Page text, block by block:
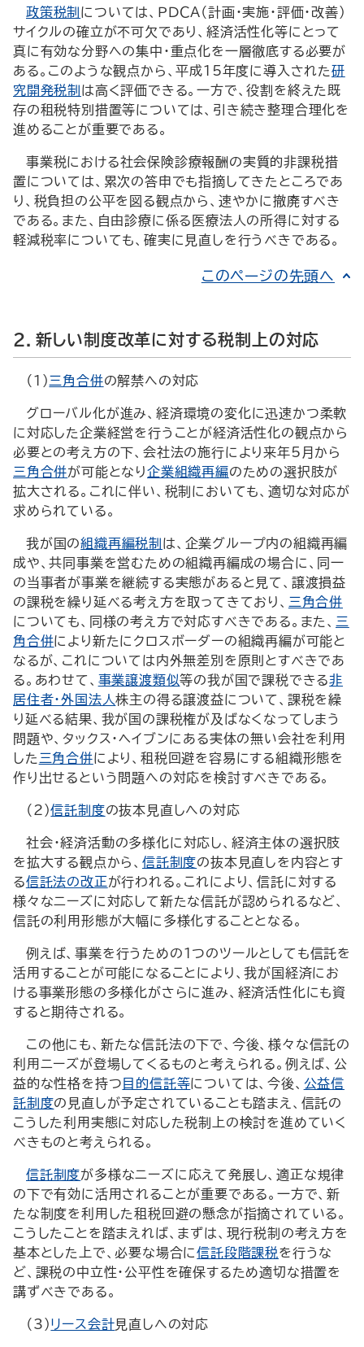
政策税制 については、ＰＤＣＡ（計画・実施・評価・改善）
サイクルの確立が不可欠であり、経済活性化等にとって
真に有効な分野への集中・重点化を一層徹底する必要が
ある。このような観点から、平成15年度に導入された研
究開発税制 は高く評価できる。一方で、役割を終えた既
存の租税特別措置等については、引き続き整理合理化を
進めることが重要である。
事業税における社会保険診療報酬の実質的非課税措
置については、累次の答申でも指摘してきたところであ
り、税負担の公平を図る観点から、速やかに撤廃すべき
である。また、自由診療に係る医療法人の所得に対する
軽減税率についても、確実に見直しを行うべきである。
このページの先頭へ
2．新しい制度改革に対する税制上の対応
（1）三角合併の解禁への対応
グローバル化が進み、経済環境の変化に迅速かつ柔軟
に対応した企業経営を行うことが経済活性化の観点から
必要との考え方の下、会社法の施行により来年5月から
三角合併が可能となり企業組織再編のための選択肢が
拡大される。これに伴い、税制においても、適切な対応が
求められている。
我が国の組織再編税制 は、企業グループ内の組織再編
成や、共同事業を営むための組織再編成の場合に、同一
の当事者が事業を継続する実態があると見て、譲渡損益
の課税を繰り延べる考え方を取ってきており、 三角合併
についても、同様の考え方で対応すべきである。また、 三
角合併により新たにクロスボーダーの組織再編が可能と
なるが、これについては内外無差別を原則とすべきであ
る。あわせて、 事業譲渡類似等の我が国で課税できる非
居住者・外国法人株主の得る譲渡益について、課税を繰
り延べる結果、我が国の課税権が及ばなくなってしまう
問題や、タックス・ヘイブンにある実体の無い会社を利用
した 三角合併により、租税回避を容易にする組織形態を
作り出せるという問題への対応を検討すべきである。
（2）信託制度の抜本見直しへの対応
社会・経済活動の多様化に対応し、経済主体の選択肢
を拡大する観点から、 信託制度の抜本見直しを内容とす
る信託法の改正 が行われる。これにより、信託に対する
様々なニーズに対応して新たな信託が認められるなど、
信託の利用形態が大幅に多様化することとなる。
例えば、事業を行うための1つのツールとしても信託を
活用することが可能になることにより、我が国経済にお
ける事業形態の多様化がさらに進み、経済活性化にも資
すると期待される。
この他にも、新たな信託法の下で、今後、様々な信託の
利用ニーズが登場してくるものと考えられる。例えば、公
益的な性格を持つ 目的信託等については、今後、 公益信
託制度の見直しが予定されていることも踏まえ、信託の
こうした利用実態に対応した税制上の検討を進めていく
べきものと考えられる。
信託制度が多様なニーズに応えて発展し、適正な規律
の下で有効に活用されることが重要である。一方で、新
たな制度を利用した租税回避の懸念が指摘されている。
こうしたことを踏まえれば、まずは、現行税制の考え方を
基本とした上で、必要な場合に信託段階課税を行うな
ど、課税の中立性・公平性を確保するため適切な措置を
講ずべきである。
（3）リース会計見直しへの対応